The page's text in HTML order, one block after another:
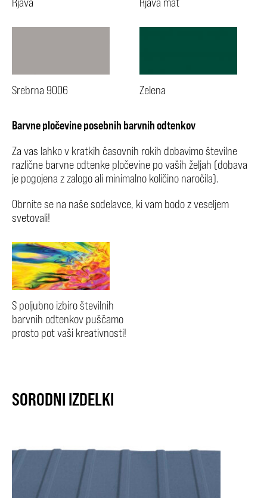
Srebrna 9006 Zelena
Barvne pločevine posebnih barvnih odtenkov
Za vas lahko v kratkih časovnih rokih dobavimo številne
različne barvne odtenke pločevine po vaših željah (dobava
je pogojena z zalogo ali minimalno količino naročila).
Obrnite se na naše sodelavce, ki vam bodo z veseljem
svetovali!
S poljubno izbiro številnih
barvnih odtenkov puščamo
prosto pot vaši kreativnosti!
SORODNI IZDELKI